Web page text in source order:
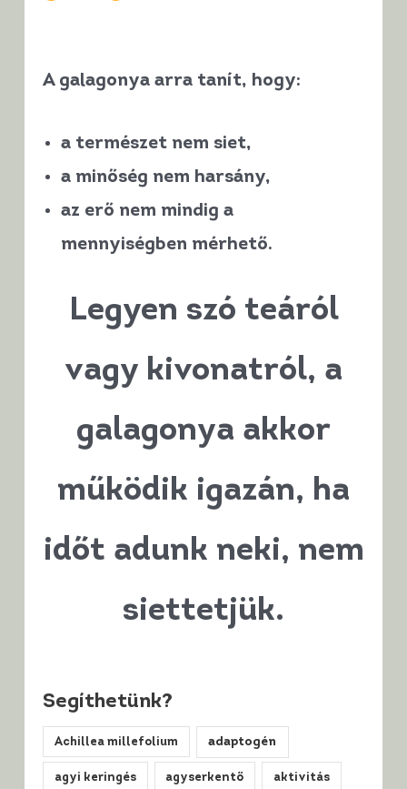
A galagonya arra tanít, hogy:
a természet nem siet,
a minőség nem harsány,
az erő nem mindig a
mennyiségben mérhető.
Legyen szó teáról
vagy kivonatról, a
galagonya akkor
működik igazán, ha
időt adunk neki, nem
siettetjük.
Segíthetünk?
Achillea millefolium adaptogén
agyi keringés agyserkentő aktivitás